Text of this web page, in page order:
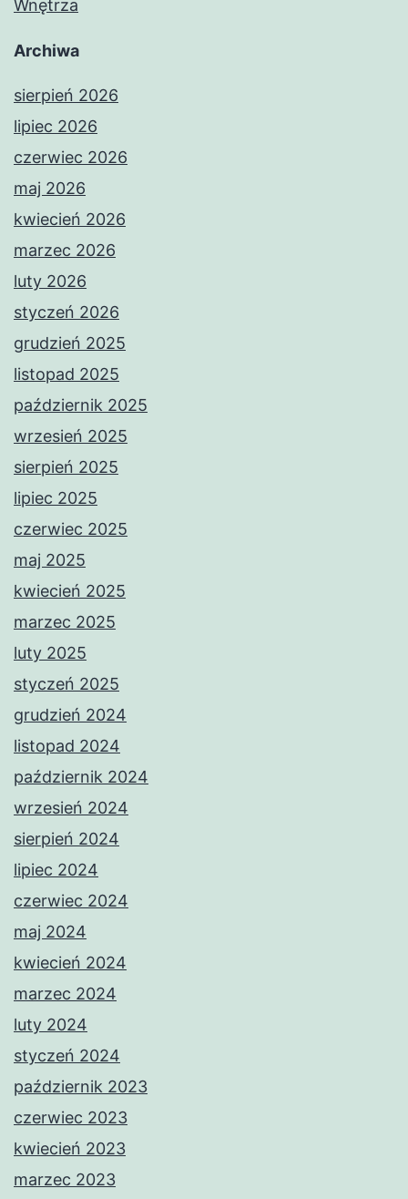
Wnętrza
Archiwa
sierpień 2026
lipiec 2026
czerwiec 2026
maj 2026
kwiecień 2026
marzec 2026
luty 2026
styczeń 2026
grudzień 2025
listopad 2025
październik 2025
wrzesień 2025
sierpień 2025
lipiec 2025
czerwiec 2025
maj 2025
kwiecień 2025
marzec 2025
luty 2025
styczeń 2025
grudzień 2024
listopad 2024
październik 2024
wrzesień 2024
sierpień 2024
lipiec 2024
czerwiec 2024
maj 2024
kwiecień 2024
marzec 2024
luty 2024
styczeń 2024
październik 2023
czerwiec 2023
kwiecień 2023
marzec 2023